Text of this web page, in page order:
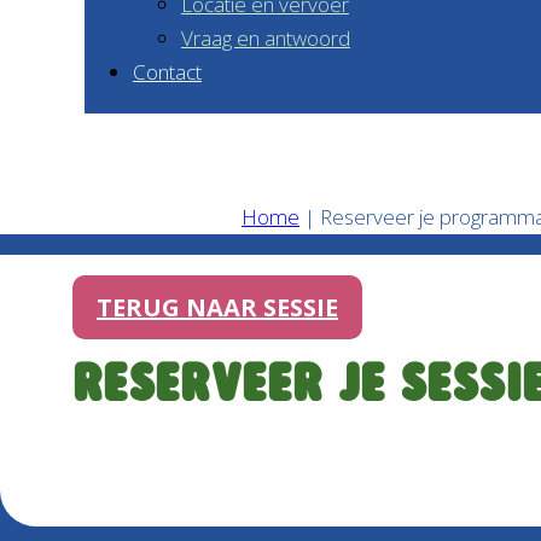
Vraag en antwoord
Contact
Home | Reserveer je
TERUG NAAR SESSIE
Reserveer je